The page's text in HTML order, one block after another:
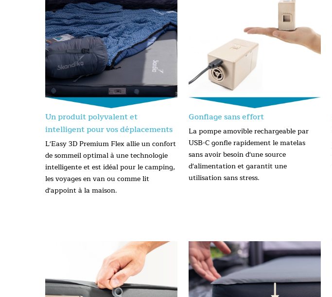
Un produit polyvalent et
intelligent pour vos déplacements
L'Easy 3D Premium Flex allie un confort
de sommeil optimal à une technologie
intelligente et est idéal pour le camping,
les voyages en van ou comme lit
d'appoint à la maison.
Gonflage sans effort
La pompe amovible rechargeable par
USB-C gonfle rapidement le matelas
sans avoir besoin d'une source
d'alimentation et garantit une
utilisation sans stress.